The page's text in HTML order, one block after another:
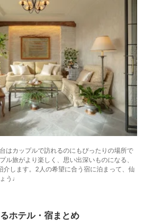
はカップルで訪れるのにもぴったりの場所で
ル旅がより楽しく、思い出深いものになる、
介します。2人の希望に合う宿に泊まって、仙
う♩
ホテル・宿まとめ